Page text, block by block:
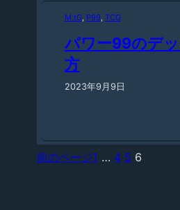
M:tG, P99, TCG
パワー99のデ
方
2023年9月9日
前のページ1 … 4 5 6